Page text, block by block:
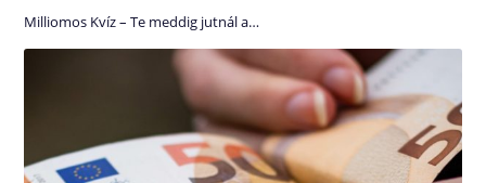
Milliomos Kvíz – Te meddig jutnál a…